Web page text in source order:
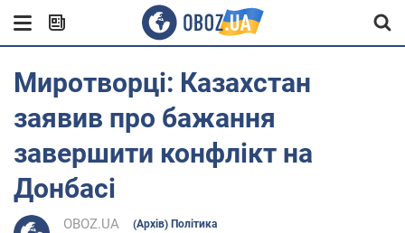
Миротворці: Казахстан
заявив про бажання
завершити конфлікт на
Донбасі
OBOZ.UA (Архів) Політика